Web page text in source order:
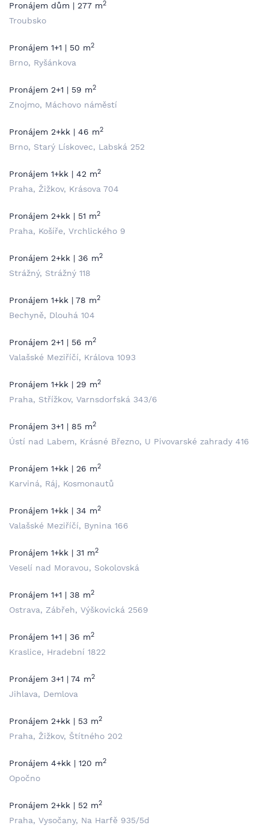
Pronájem dům | 277 m2
Troubsko
Pronájem 1+1 | 50 m2
Brno, Ryšánkova
Pronájem 2+1 | 59 m2
Znojmo, Máchovo náměstí
Pronájem 2+kk | 46 m2
Brno, Starý Lískovec, Labská 252
Pronájem 1+kk | 42 m2
Praha, Žižkov, Krásova 704
Pronájem 2+kk | 51 m2
Praha, Košíře, Vrchlického 9
Pronájem 2+kk | 36 m2
Strážný, Strážný 118
Pronájem 1+kk | 78 m2
Bechyně, Dlouhá 104
Pronájem 2+1 | 56 m2
Valašské Meziříčí, Králova 1093
Pronájem 1+kk | 29 m2
Praha, Střížkov, Varnsdorfská 343/6
Pronájem 3+1 | 85 m2
Ústí nad Labem, Krásné Březno, U Pivovarské zahrady 416
Pronájem 1+kk | 26 m2
Karviná, Ráj, Kosmonautů
Pronájem 1+kk | 34 m2
Valašské Meziříčí, Bynina 166
Pronájem 1+kk | 31 m2
Veselí nad Moravou, Sokolovská
Pronájem 1+1 | 38 m2
Ostrava, Zábřeh, Výškovická 2569
Pronájem 1+1 | 36 m2
Kraslice, Hradební 1822
Pronájem 3+1 | 74 m2
Jihlava, Demlova
Pronájem 2+kk | 53 m2
Praha, Žižkov, Štítného 202
Pronájem 4+kk | 120 m2
Opočno
Pronájem 2+kk | 52 m2
Praha, Vysočany, Na Harfě 935/5d